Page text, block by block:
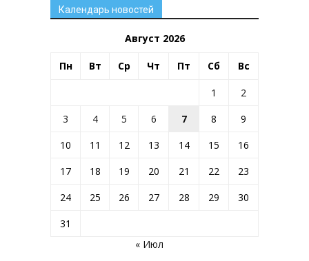
Календарь новостей
Август 2026
Пн Вт Ср Чт Пт Сб Вс
1
2
3
4 5 6 7 8
9
10
11 12 13 14 15
16
17
18 19 20 21 22
23
24
25 26 27 28 29
30
31
« Июл